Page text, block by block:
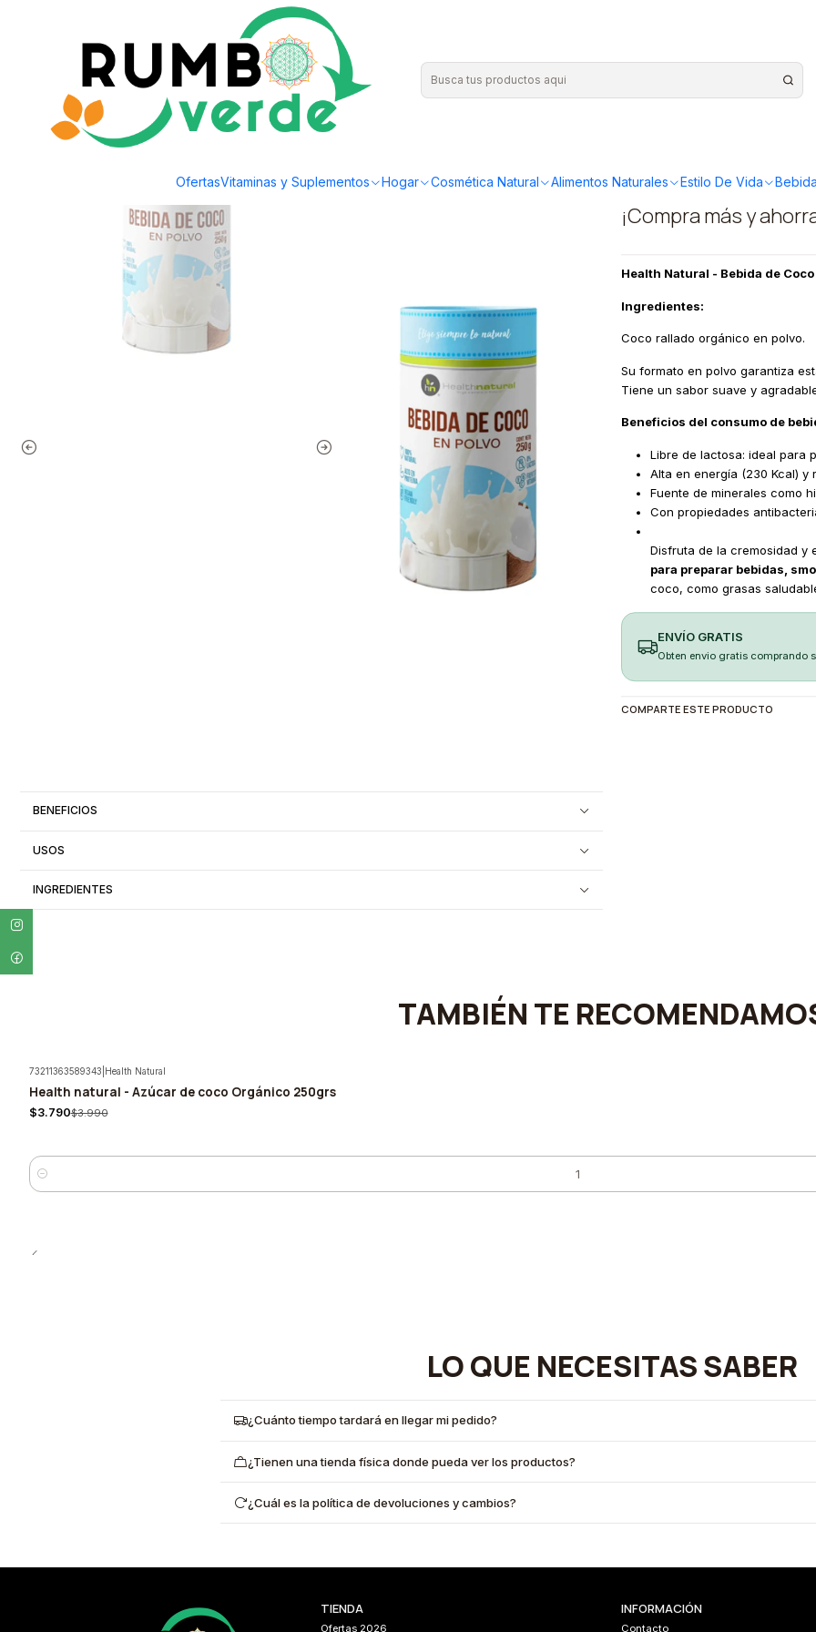
OfertasVitaminas y Suplementos Hogar Cosmética Natural Alimentos Naturales Estilo De Vida
Envío gratis por compras sobre los 59.990 en la provincia de Santiago
Bebidas Naturales Bebidas Vegetales Health natural - Bebida de Coco en polvo 250grs
BENEFICIOS
USOS
INGREDIENTES
en polvo
¡Compra más y
Health Natural - Bebida de
Ingredientes:
Coco rallado orgánico en polvo.
Su formato en polvo garantiza
Tiene un sabor suave y
Beneficios del consumo de
Libre de lactosa: ideal para
Alta en energía (230 Kcal) y
Fuente de minerales como
Con propiedades
Disfruta de la cremosidad
para preparar bebidas,
coco, como grasas
ENVÍO GRATIS
Obten envio gratis comprando
COMPARTE ESTE PRODUCTO
TAMBIÉN TE
-5%
73211363589343 Health Natural
Health natural - Azúcar de coco Orgánico 250grs
$3.790$3.990
Cantidad
LO QUE NECESITAS SABER
¿Cuánto tiempo tardará en llegar mi pedido?
¿Tienen una tienda física donde pueda ver los productos?
¿Cuál es la política de devoluciones y cambios?
TIENDA
Ofertas 2026
INFORMACIÓN
Contacto